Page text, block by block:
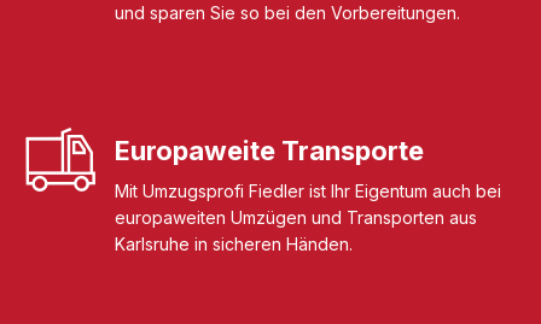
und sparen Sie so bei den Vorbereitungen.
Europaweite Transporte
Mit Umzugsprofi Fiedler ist Ihr Eigentum auch bei
europaweiten Umzügen und Transporten aus
Karlsruhe in sicheren Händen.